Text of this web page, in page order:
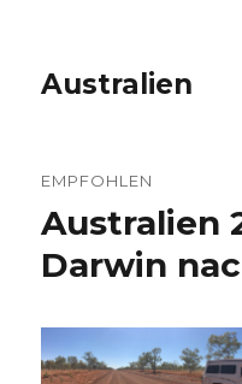
Australien
EMPFOHLEN
Australien
Darwin